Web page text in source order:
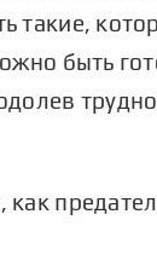
такие,
быть